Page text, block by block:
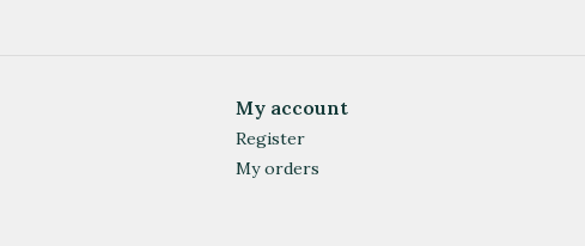
My account
Register
My orders